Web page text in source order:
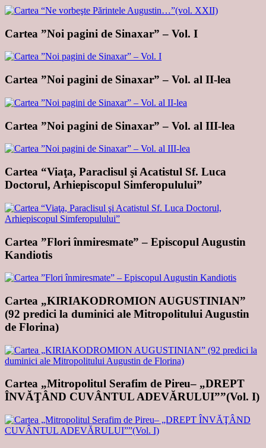
Cartea ”Noi pagini de Sinaxar” – Vol. I
Cartea ”Noi pagini de Sinaxar” – Vol. al II-lea
Cartea ”Noi pagini de Sinaxar” – Vol. al III-lea
Cartea “Viaţa, Paraclisul şi Acatistul Sf. Luca
Doctorul, Arhiepiscopul Simferopulului”
Cartea ”Flori înmiresmate” – Episcopul Augustin
Kandiotis
Cartea „KIRIAKODROMION AUGUSTINIAN”
(92 predici la duminici ale Mitropolitului Augustin
de Florina)
Cartea „Mitropolitul Serafim de Pireu– „DREPT
ÎNVĂŢÂND CUVÂNTUL ADEVĂRULUI””(Vol. I)